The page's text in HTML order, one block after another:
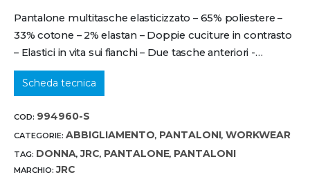
Pantalone multitasche elasticizzato – 65% poliestere –
33% cotone – 2% elastan – Doppie cuciture in contrasto
– Elastici in vita sui fianchi – Due tasche anteriori -…
Scheda tecnica
COD: 994960-S
CATEGORIE: ABBIGLIAMENTO, PANTALONI, WORKWEAR
TAG: DONNA,JRC, PANTALONE, PANTALONI
MARCHIO:JRC